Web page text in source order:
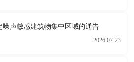
噪声敏感建筑物集中区域的通告
2026-07-23